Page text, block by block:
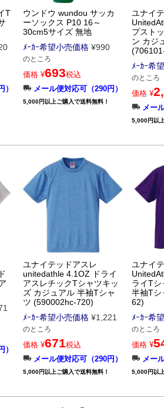
T
ウンドウ wundou サッカ
ーソックス P10 16～
30cm5サイズ 無地
ﾒｰｶｰ希望小売価格 ¥990
のところ
価格 ¥693税込
メール便対応可（290円）
5,000円以上ご購入で送料無料！
ユナイ
プスト
ン カジ
ﾒｰｶｰ希
のところ
価格 ¥
メー
5,000円以
）
ユナイテッドアスレ
unitedathle 4.1OZ ドライ
アスレチックTシャツキッ
ズ カジュアル 半袖Tシャ
ツ (590002hc-720)
ﾒｰｶｰ希望小売価格 ¥1,221
のところ
価格 ¥671税込
メール便対応可（290円）
5,000円以上ご購入で送料無料！
ユナイ
ライTシ
半袖Tシ
62)
ﾒｰｶｰ希
のところ
価格 ¥
メー
5,000円以